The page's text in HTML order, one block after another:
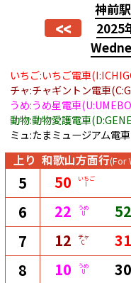
<<
神前
2025
いちご:いちご電車
チャ:チャギントン電車
うめ:うめ星電車
動物:動物愛護電車
ミュ:たまミュージアム電
上り 和歌山方面行(For
5 50 いちご
I
6 22 うめ
U 52
7 12 チャ
C 31
8 10 うめ
U 30